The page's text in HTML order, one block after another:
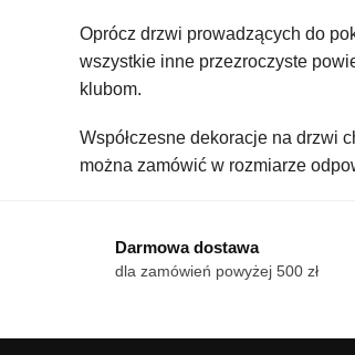
Oprócz drzwi prowadzących do
wszystkie inne przezroczyste
klubom.
Współczesne dekoracje na drzwi
można zamówić w rozmiarze
Darmowa dostawa
dla zamówień powyżej 500 zł